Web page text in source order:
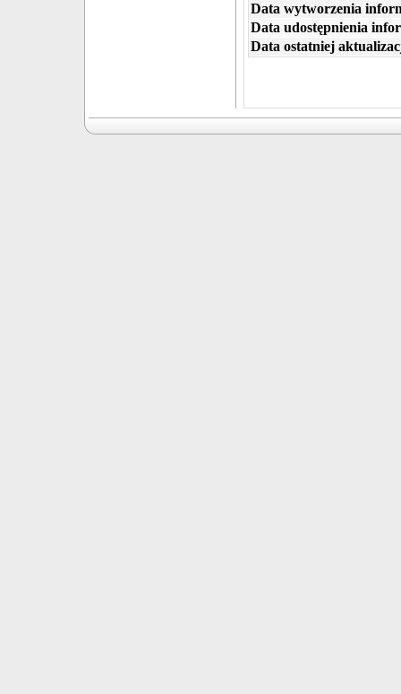
Data wytworzenia
Data udostępnienia
Data ostatniej